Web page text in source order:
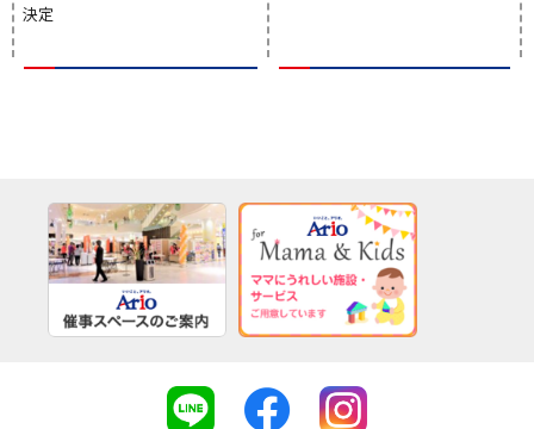
決定